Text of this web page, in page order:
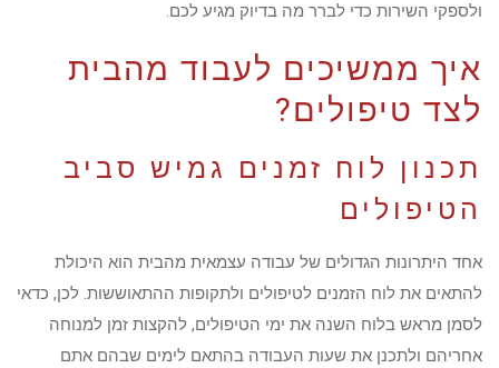
ולספקי השירות כדי לברר מה בדיוק מגיע לכם.
איך ממשיכים לעבוד מהבית
לצד טיפולים?
תכנון לוח זמנים גמיש סביב
הטיפולים
אחד היתרונות הגדולים של עבודה עצמאית מהבית הוא היכולת
להתאים את לוח הזמנים לטיפולים ולתקופות ההתאוששות. לכן, כדאי
לסמן מראש בלוח השנה את ימי הטיפולים, להקצות זמן למנוחה
אחריהם ולתכנן את שעות העבודה בהתאם לימים שבהם אתם